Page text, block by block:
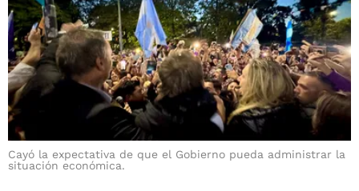
Cayó la expectativa de que el Gobierno pueda administrar la
situación económica.